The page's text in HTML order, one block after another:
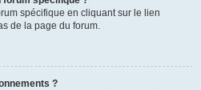
spécifique en cliquant sur le lien
de la page du forum.
?